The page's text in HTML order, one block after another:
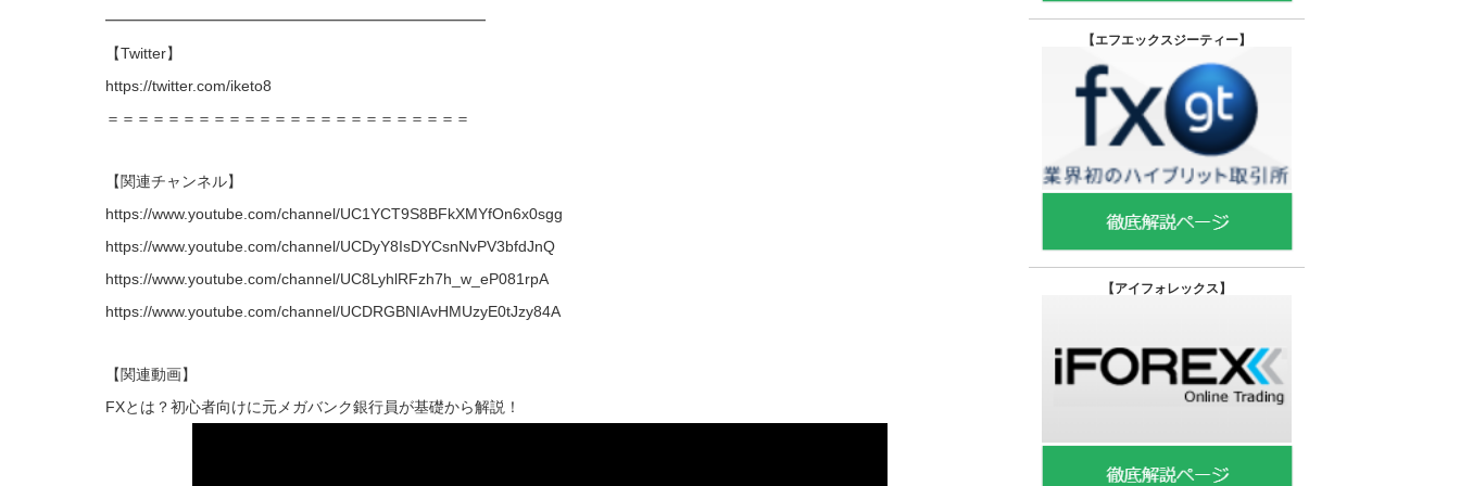
━━━━━━━━━━━━━━━━━━━━━━━━━
【Twitter】
https://twitter.com/iketo8
＝＝＝＝＝＝＝＝＝＝＝＝＝＝＝＝＝＝＝＝＝＝＝＝
【関連チャンネル】
https://www.youtube.com/channel/UC1YCT9S8BFkXMYfOn6x0sgg
https://www.youtube.com/channel/UCDyY8IsDYCsnNvPV3bfdJnQ
https://www.youtube.com/channel/UC8LyhlRFzh7h_w_eP081rpA
https://www.youtube.com/channel/UCDRGBNIAvHMUzyE0tJzy84A
【関連動画】
FXとは？初心者向けに元メガバンク銀行員が基礎から解説！
【エフエックスジーティー】
【アイフォレックス】